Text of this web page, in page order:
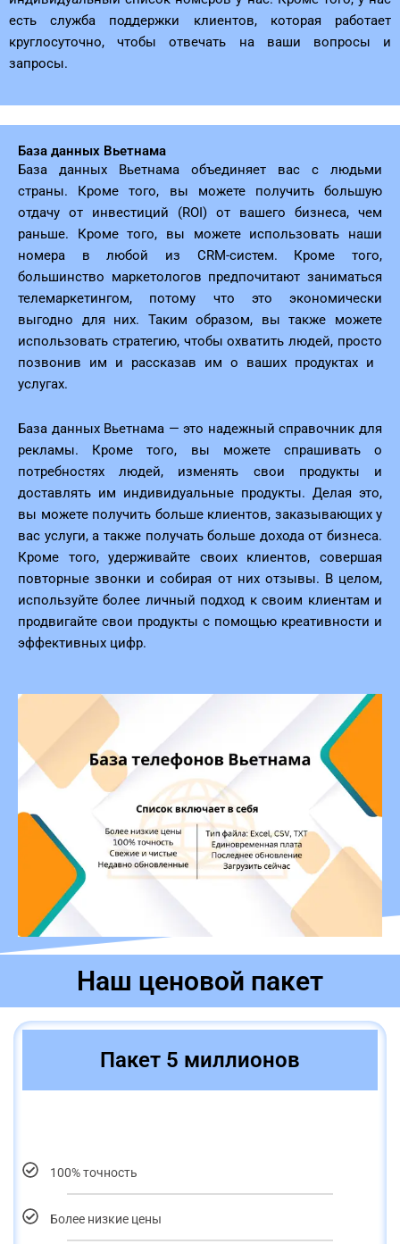
есть служба поддержки клиентов, которая работает
круглосуточно, чтобы отвечать на ваши вопросы и
запросы.
База данных Вьетнама
База данных Вьетнама объединяет вас с людьми
страны. Кроме того, вы можете получить большую
отдачу от инвестиций (ROI) от вашего бизнеса, чем
раньше. Кроме того, вы можете использовать наши
номера в любой из CRM-систем. Кроме того,
большинство маркетологов предпочитают заниматься
телемаркетингом, потому что это экономически
выгодно для них. Таким образом, вы также можете
использовать стратегию, чтобы охватить людей, просто
позвонив им и рассказав им о ваших продуктах и ​​
услугах.
База данных Вьетнама — это надежный справочник для
рекламы. Кроме того, вы можете спрашивать о
потребностях людей, изменять свои продукты и
доставлять им индивидуальные продукты. Делая это,
вы можете получить больше клиентов, заказывающих у
вас услуги, а также получать больше дохода от бизнеса.
Кроме того, удерживайте своих клиентов, совершая
повторные звонки и собирая от них отзывы. В целом,
используйте более личный подход к своим клиентам и
продвигайте свои продукты с помощью креативности и
эффективных цифр.
Наш ценовой пакет
Пакет 5 миллионов
100% точность
Более низкие цены